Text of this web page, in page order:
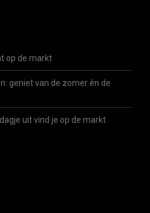
op de markt
geniet van de zomer én de
uit vind je op de markt